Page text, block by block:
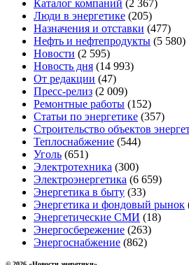
Каталог компаний (2 367)
Люди в энергетике (205)
Назначения и отставки (477)
Нефть и нефтепродукты (5 580)
Новости (2 595)
Новость дня (14 993)
От редакции (47)
Пресс-релиз (2 009)
Ремонтные работы (152)
Статьи по энергетике (357)
Строительство объектов
Теплоснабжение (544)
Уголь (651)
Электротехника (300)
Электроэнергетика (6 659)
Энергетика в быту (33)
Энергетика и фондовый рынок
Энергетические СМИ (18)
Энергосбережение (263)
Энергоснабжение (862)